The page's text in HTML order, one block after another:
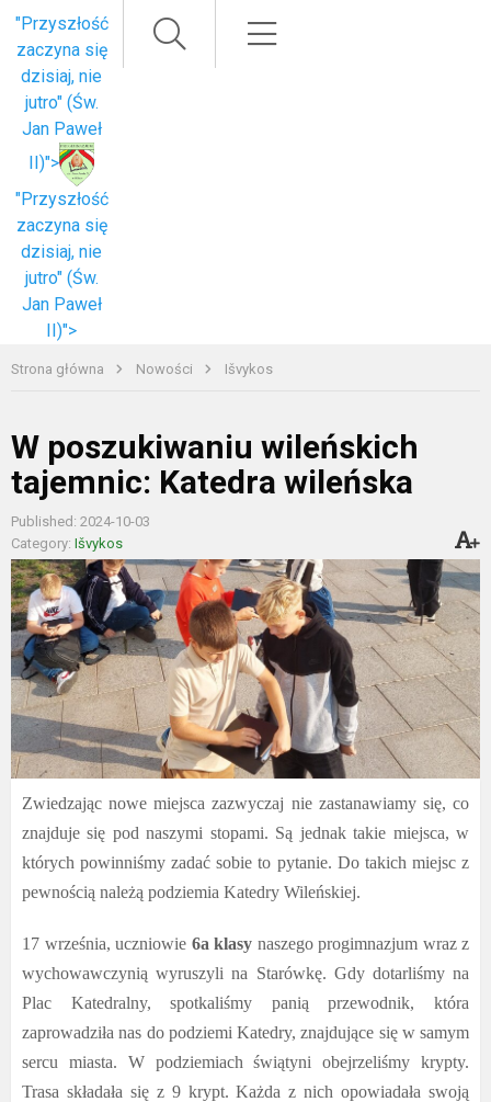
"Przyszłość
zaczyna się
dzisiaj, nie
jutro" (Św.
Jan Paweł
II)">
"Przyszłość
zaczyna się
dzisiaj, nie
jutro" (Św.
Jan Paweł
II)">
Strona główna Nowości Išvykos
W poszukiwaniu wileńskich
tajemnic: Katedra wileńska
Published: 2024-10-03
Category: Išvykos
Zwiedzając nowe miejsca zazwyczaj nie zastanawiamy się, co
znajduje się pod naszymi stopami. Są jednak takie miejsca, w
których powinniśmy zadać sobie to pytanie. Do takich miejsc z
pewnością należą podziemia Katedry Wileńskiej.
17 września, uczniowie 6a klasy naszego progimnazjum wraz z
wychowawczynią wyruszyli na Starówkę. Gdy dotarliśmy na
Plac Katedralny, spotkaliśmy panią przewodnik, która
zaprowadziła nas do podziemi Katedry, znajdujące się w samym
sercu miasta. W podziemiach świątyni obejrzeliśmy krypty.
Trasa składała się z 9 krypt. Każda z nich opowiadała swoją